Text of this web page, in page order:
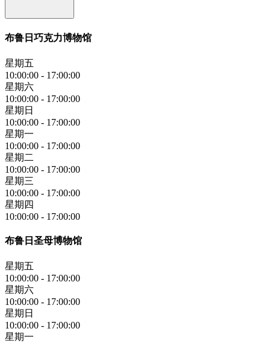
布鲁日巧克力博物馆
星期五
10:00:00 - 17:00:00
星期六
10:00:00 - 17:00:00
星期日
10:00:00 - 17:00:00
星期一
10:00:00 - 17:00:00
星期二
10:00:00 - 17:00:00
星期三
10:00:00 - 17:00:00
星期四
10:00:00 - 17:00:00
布鲁日圣母博物馆
星期五
10:00:00 - 17:00:00
星期六
10:00:00 - 17:00:00
星期日
10:00:00 - 17:00:00
星期一